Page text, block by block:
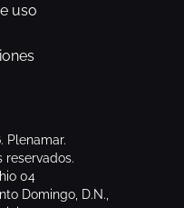
uso
Plenamar.
reservados.
04
Domingo, D.N.,